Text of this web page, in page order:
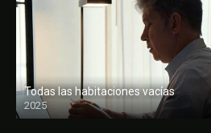
Todas las habitaciones vacías
2025
FULL HD